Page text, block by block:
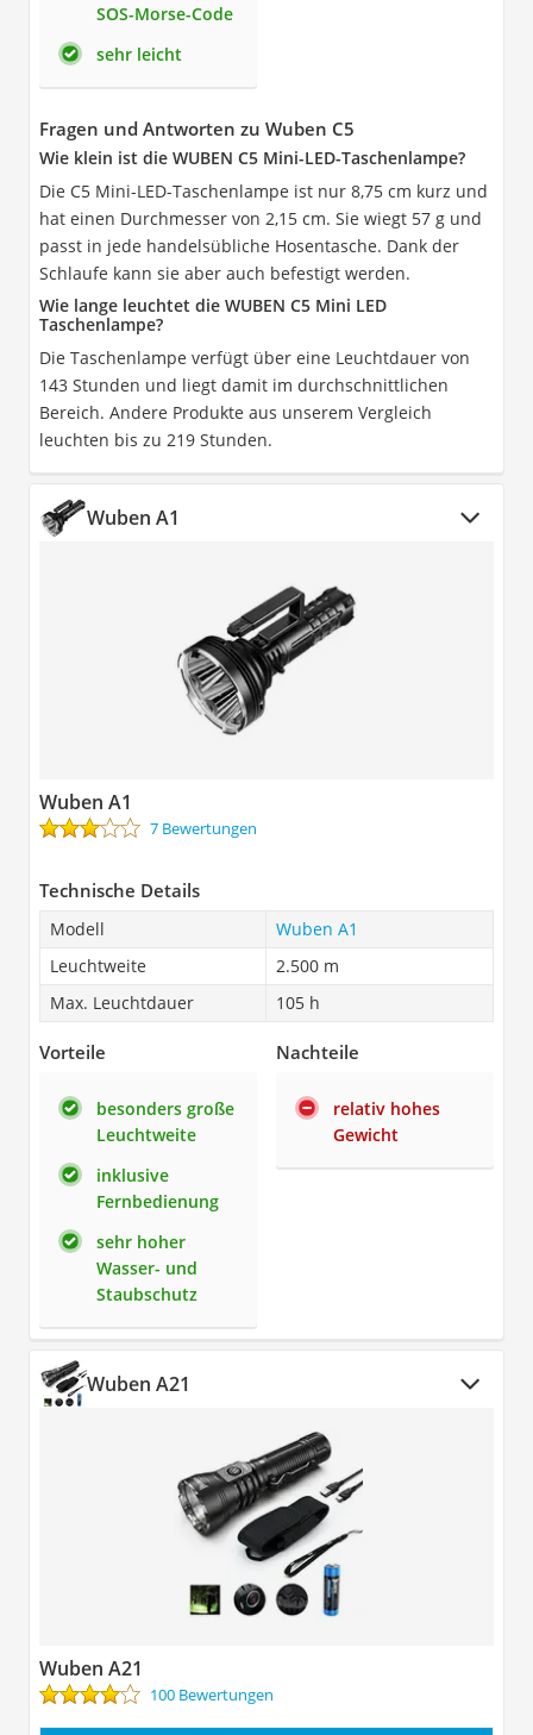
SOS-Morse-Code
sehr leicht
Fragen und Antworten zu Wuben C5
Wie klein ist die WUBEN C5 Mini-LED-Taschenlampe?
Die C5 Mini-LED-Taschenlampe ist nur 8,75 cm kurz und
hat einen Durchmesser von 2,15 cm. Sie wiegt 57 g und
passt in jede handelsübliche Hosentasche. Dank der
Schlaufe kann sie aber auch befestigt werden.
Wie lange leuchtet die WUBEN C5 Mini LED
Taschenlampe?
Die Taschenlampe verfügt über eine Leuchtdauer von
143 Stunden und liegt damit im durchschnittlichen
Bereich. Andere Produkte aus unserem Vergleich
leuchten bis zu 219 Stunden.
Wuben A1
Wuben A1
7 Bewertungen
Technische Details
Modell
Wuben A1
Leuchtweite
2.500 m
Max. Leuchtdauer
105 h
Vorteile
besonders große
Leuchtweite
inklusive
Fernbedienung
sehr hoher
Wasser- und
Staubschutz
Nachteile
relativ hohes
Gewicht
Wuben A21
Wuben A21
100 Bewertungen